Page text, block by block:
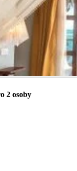
2 osoby